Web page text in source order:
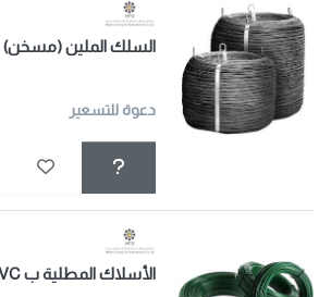
السلك الملين (مسخن)
دعوة للتسعير
الأسلاك المطلية ب PVC